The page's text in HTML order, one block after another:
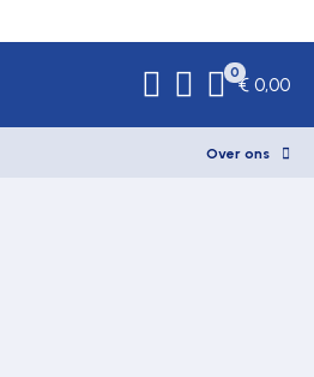
0
€ 0,00
Over ons